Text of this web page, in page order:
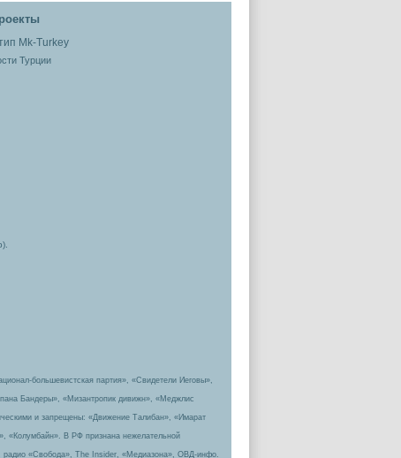
Турции
большевистская партия», «Свидетели Иеговы»,
Бандеры», «Мизантропик дивижн», «Меджлис
и запрещены: «Движение Талибан», «Имарат
«Колумбайн». В РФ признана нежелательной
радио «Свобода», The Insider, «Медиазона», ОВД-инфо.